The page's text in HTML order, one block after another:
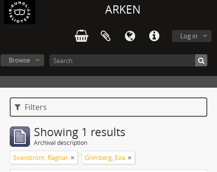
ARKEN
Log in
Browse
Filters
Showing 1 results
Archival description
Svanström, Ragnar Grimberg, Eva